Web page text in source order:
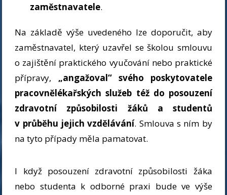
zaměstnavatele.
Na základě výše uvedeného lze doporučit, aby
zaměstnavatel, který uzavřel se školou smlouvu
o zajištění praktického vyučování nebo praktické
přípravy, „angažoval“ svého poskytovatele
pracovnělékařských služeb též do posouzení
zdravotní způsobilosti žáků a studentů
v průběhu jejich vzdělávání. Smlouva s ním by
na tyto případy měla pamatovat.
I když posouzení zdravotní způsobilosti žáka
nebo studenta k odborné praxi bude ve výše